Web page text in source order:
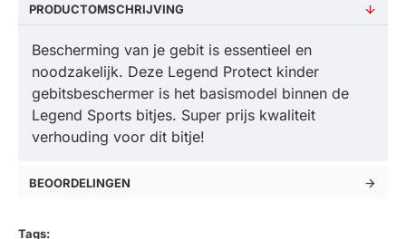
PRODUCTOMSCHRIJVING
Bescherming van je gebit is essentieel en
noodzakelijk. Deze Legend Protect kinder
gebitsbeschermer is het basismodel binnen de
Legend Sports bitjes. Super prijs kwaliteit
verhouding voor dit bitje!
BEOORDELINGEN
Tags: